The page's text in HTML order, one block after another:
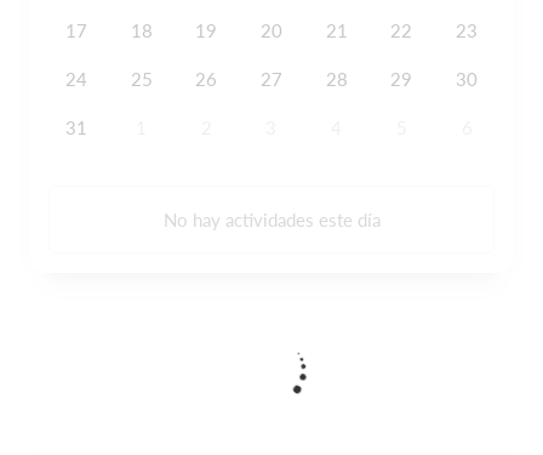
17 18 19 20 21 22 23
24 25 26 27 28 29 30
31
No hay actividades este día